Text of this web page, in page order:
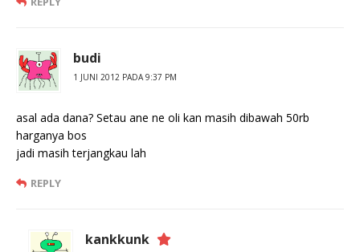
budi
1 JUNI 2012 PADA 9:37 PM
asal ada dana? Setau ane ne oli kan masih dibawah 50rb
harganya bos
jadi masih terjangkau lah
REPLY
kankkunk